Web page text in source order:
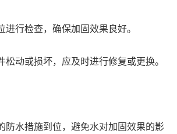
行检查，确保加固效果良好。
动或损坏，应及时进行修复或更换。
水措施到位，避免水对加固效果的影